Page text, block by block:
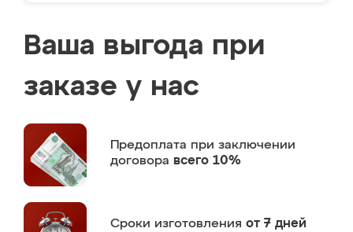
Ваша выгода при
заказе у нас
Предоплата при заключении
договора всего 10%
Сроки изготовления от 7 дней